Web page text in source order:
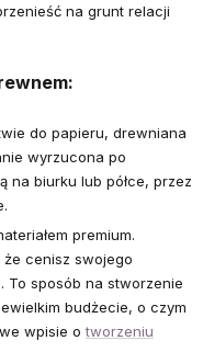
na grunt relacji
do papieru, drewniana
wyrzucona po
na biurku lub półce, przez
premium.
cenisz swojego
To sposób na stworzenie
budżecie, o czym
wpisie otworzeniu